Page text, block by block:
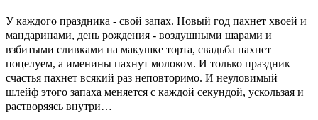
У каждого праздника - свой запах. Новый год пахнет хвоей и
мандаринами, день рождения - воздушными шарами и
взбитыми сливками на макушке торта, свадьба пахнет
поцелуем, а именины пахнут молоком. И только праздник
счастья пахнет всякий раз неповторимо. И неуловимый
шлейф этого запаха меняется с каждой секундой, ускользая и
растворяясь внутри…